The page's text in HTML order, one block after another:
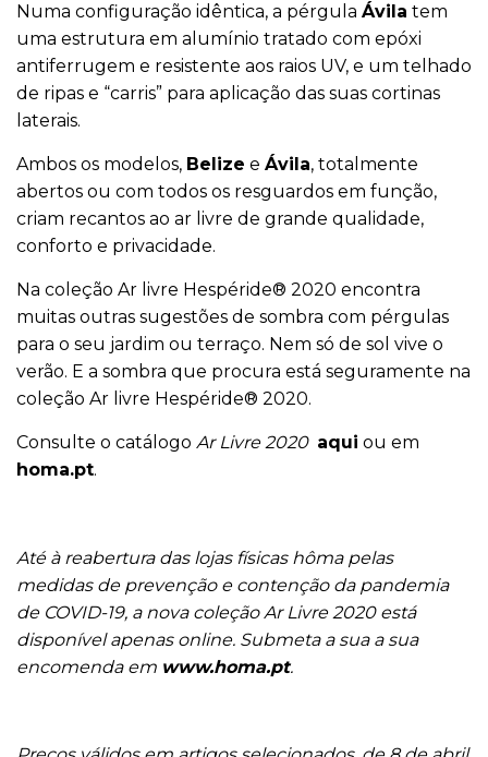
Numa configuração idêntica, a pérgula Ávila tem
uma estrutura em alumínio tratado com epóxi
antiferrugem e resistente aos raios UV, e um telhado
de ripas e “carris” para aplicação das suas cortinas
laterais.
Ambos os modelos, Belize e Ávila, totalmente
abertos ou com todos os resguardos em função,
criam recantos ao ar livre de grande qualidade,
conforto e privacidade.
Na coleção Ar livre Hespéride® 2020 encontra
muitas outras sugestões de sombra com pérgulas
para o seu jardim ou terraço. Nem só de sol vive o
verão. E a sombra que procura está seguramente na
coleção Ar livre Hespéride® 2020.
Consulte o catálogo Ar Livre 2020 aqui ou em
homa.pt.
Até à reabertura das lojas físicas hôma pelas
medidas de prevenção e contenção da pandemia
de COVID-19, a nova coleção Ar Livre 2020 está
disponível apenas online. Submeta a sua a sua
encomenda em www.homa.pt.